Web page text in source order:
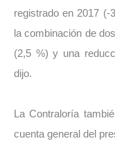
registrado en 2017 (-
la combinación de
(2,5 %) y una
dijo.
La Contraloría
cuenta general del